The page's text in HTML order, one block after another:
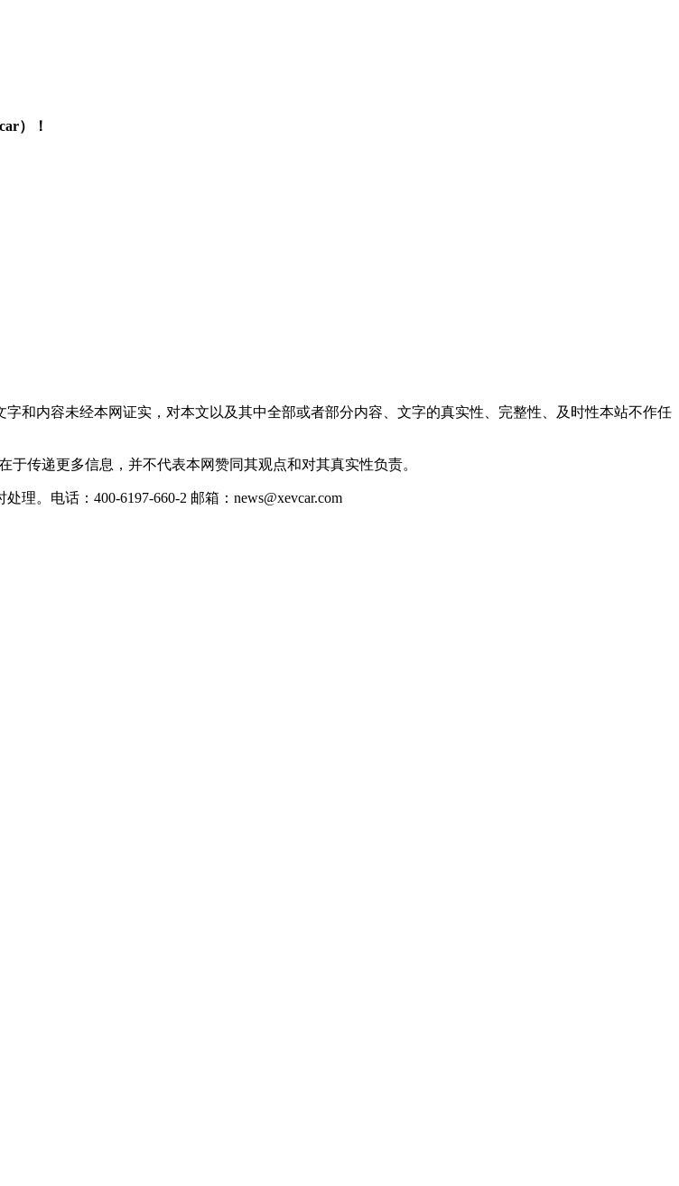
）！
和内容未经本网证实，对本文以及其中全部或者部分内容、文字的真实性、完整性、及时性本站不作任
传递更多信息，并不代表本网赞同其观点和对其真实性负责。
。电话：400-6197-660-2 邮箱：news@xevcar.com